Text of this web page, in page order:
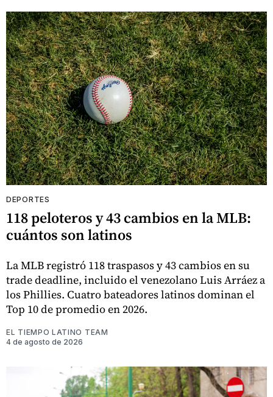
DEPORTES
118 peloteros y 43 cambios en la MLB:
cuántos son latinos
La MLB registró 118 traspasos y 43 cambios en su
trade deadline, incluido el venezolano Luis Arráez a
los Phillies. Cuatro bateadores latinos dominan el
Top 10 de promedio en 2026.
EL TIEMPO LATINO TEAM
4 de agosto de 2026